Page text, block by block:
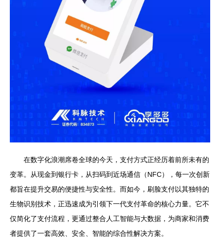
在数字化浪潮席卷全球的今天，支付方式正经历着前所未有的
变革。从现金到银行卡，从扫码到近场通信（NFC），每一次创新
都旨在提升交易的便捷性与安全性。而如今，刷脸支付以其独特的
生物识别技术，正迅速成为引领下一代支付革命的核心力量。它不
仅简化了支付流程，更通过整合人工智能与大数据，为商家和消费
者提供了一套高效、安全、智能的综合性解决方案。